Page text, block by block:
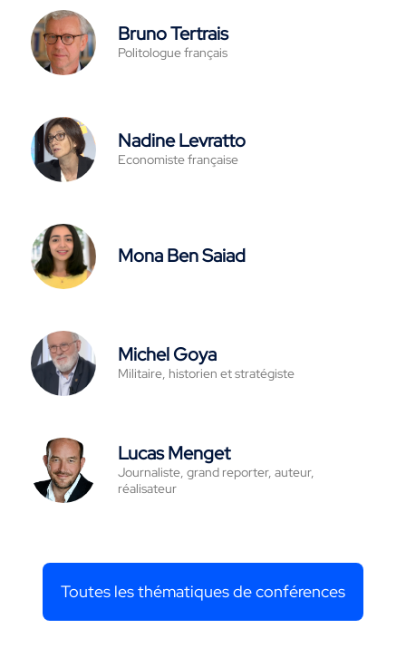
Bruno Tertrais
Politologue français
Nadine Levratto
Economiste française
Mona Ben Saiad
Michel Goya
Militaire, historien et stratégiste
Lucas Menget
Journaliste, grand reporter, auteur,
réalisateur
Toutes les thématiques de conférences